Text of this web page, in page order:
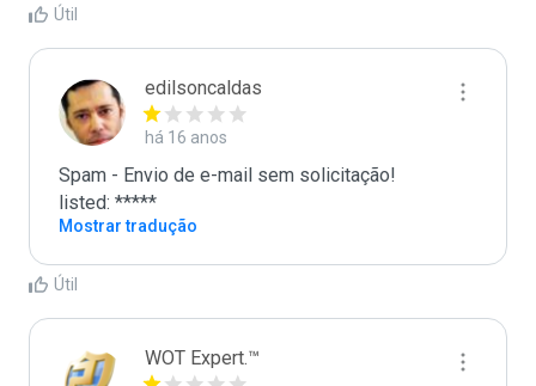
Útil
edilsoncaldas
há 16 anos
Spam - Envio de e-mail sem solicitação!
listed: *****
Mostrar tradução
Útil
WOT Expert.™